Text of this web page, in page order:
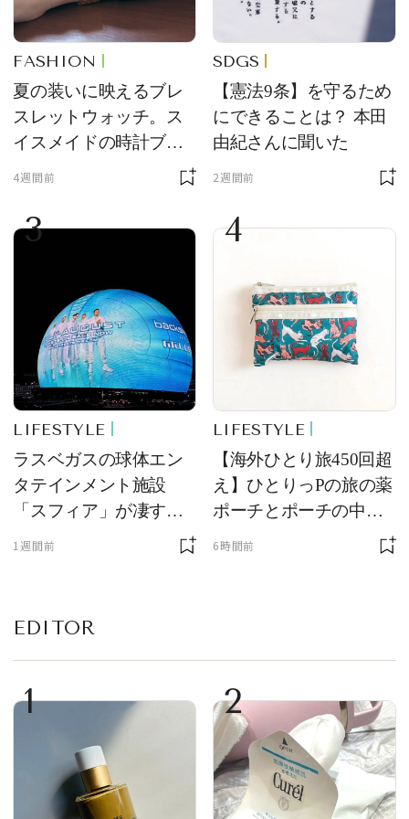
FASHION
夏の装いに映えるブレ
スレットウォッチ。ス
イスメイドの時計ブラ
ンド【フレデリック・
をレビュー。【それい
け！ 良品ハンター】
4週間前
SDGS
【憲法9条】を守るため
にできることは？ 本田
由紀さんに聞いた
2週間前
3
LIFESTYLE
ラスベガスの球体エン
タテインメント施設
「スフィア」が凄すぎ
た！ ひとりっPが大後
1週間前
4
LIFESTYLE
【海外ひとり旅450回超
え】ひとりっPの旅の薬
ポーチとポーチの中身
を初公開！ 本当に使え
6時間前
EDITOR
1 2